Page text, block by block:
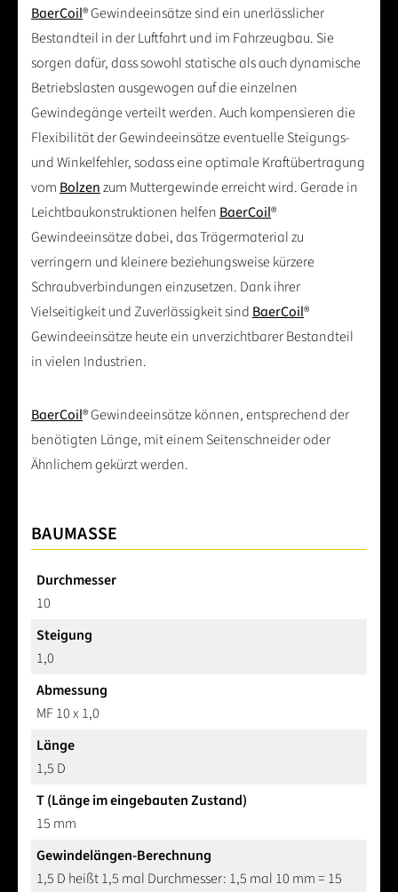
BaerCoil® Gewindeeinsätze sind ein unerlässlicher
Bestandteil in der Luftfahrt und im Fahrzeugbau. Sie
sorgen dafür, dass sowohl statische als auch dynamische
Betriebslasten ausgewogen auf die einzelnen
Gewindegänge verteilt werden. Auch kompensieren die
Flexibilität der Gewindeeinsätze eventuelle Steigungs-
und Winkelfehler, sodass eine optimale Kraftübertragung
vom Bolzenzum Muttergewinde erreicht wird. Gerade in
Leichtbaukonstruktionen helfen BaerCoil®
Gewindeeinsätze dabei, das Trägermaterial zu
verringern und kleinere beziehungsweise kürzere
Schraubverbindungen einzusetzen. Dank ihrer
Vielseitigkeit und Zuverlässigkeit sind BaerCoil®
Gewindeeinsätze heute ein unverzichtbarer Bestandteil
in vielen Industrien.
BaerCoil® Gewindeeinsätze können, entsprechend der
benötigten Länge, mit einem Seitenschneider oder
Ähnlichem gekürzt werden.
BAUMASSE
Durchmesser
10
Steigung
1,0
Abmessung
MF 10 x 1,0
Länge
1,5 D
T (Länge im eingebauten Zustand)
15 mm
Gewindelängen-Berechnung
1,5 D heißt 1,5 mal Durchmesser: 1,5 mal 10 mm = 15